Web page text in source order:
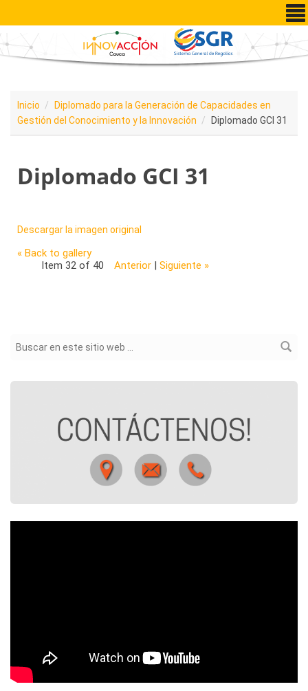
Pasar al contenido principal
Inicio
Diplomado para la Generación de Capacidades en
Gestión del Conocimiento y la Innovación
Diplomado GCI 31
Diplomado GCI 31
Descargar la imagen original
« Back to gallery
Item 32 of 40
Anterior| Siguiente »
Formulario de búsqueda